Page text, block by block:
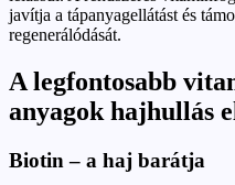
javítja a tápanyagellátást és
regenerálódását.
A legfontosabb
anyagok hajhullás
Biotin – a haj barátja